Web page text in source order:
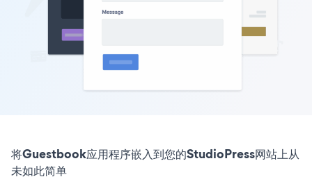
将Guestbook应用程序嵌入到您的StudioPress网站上从
未如此简单